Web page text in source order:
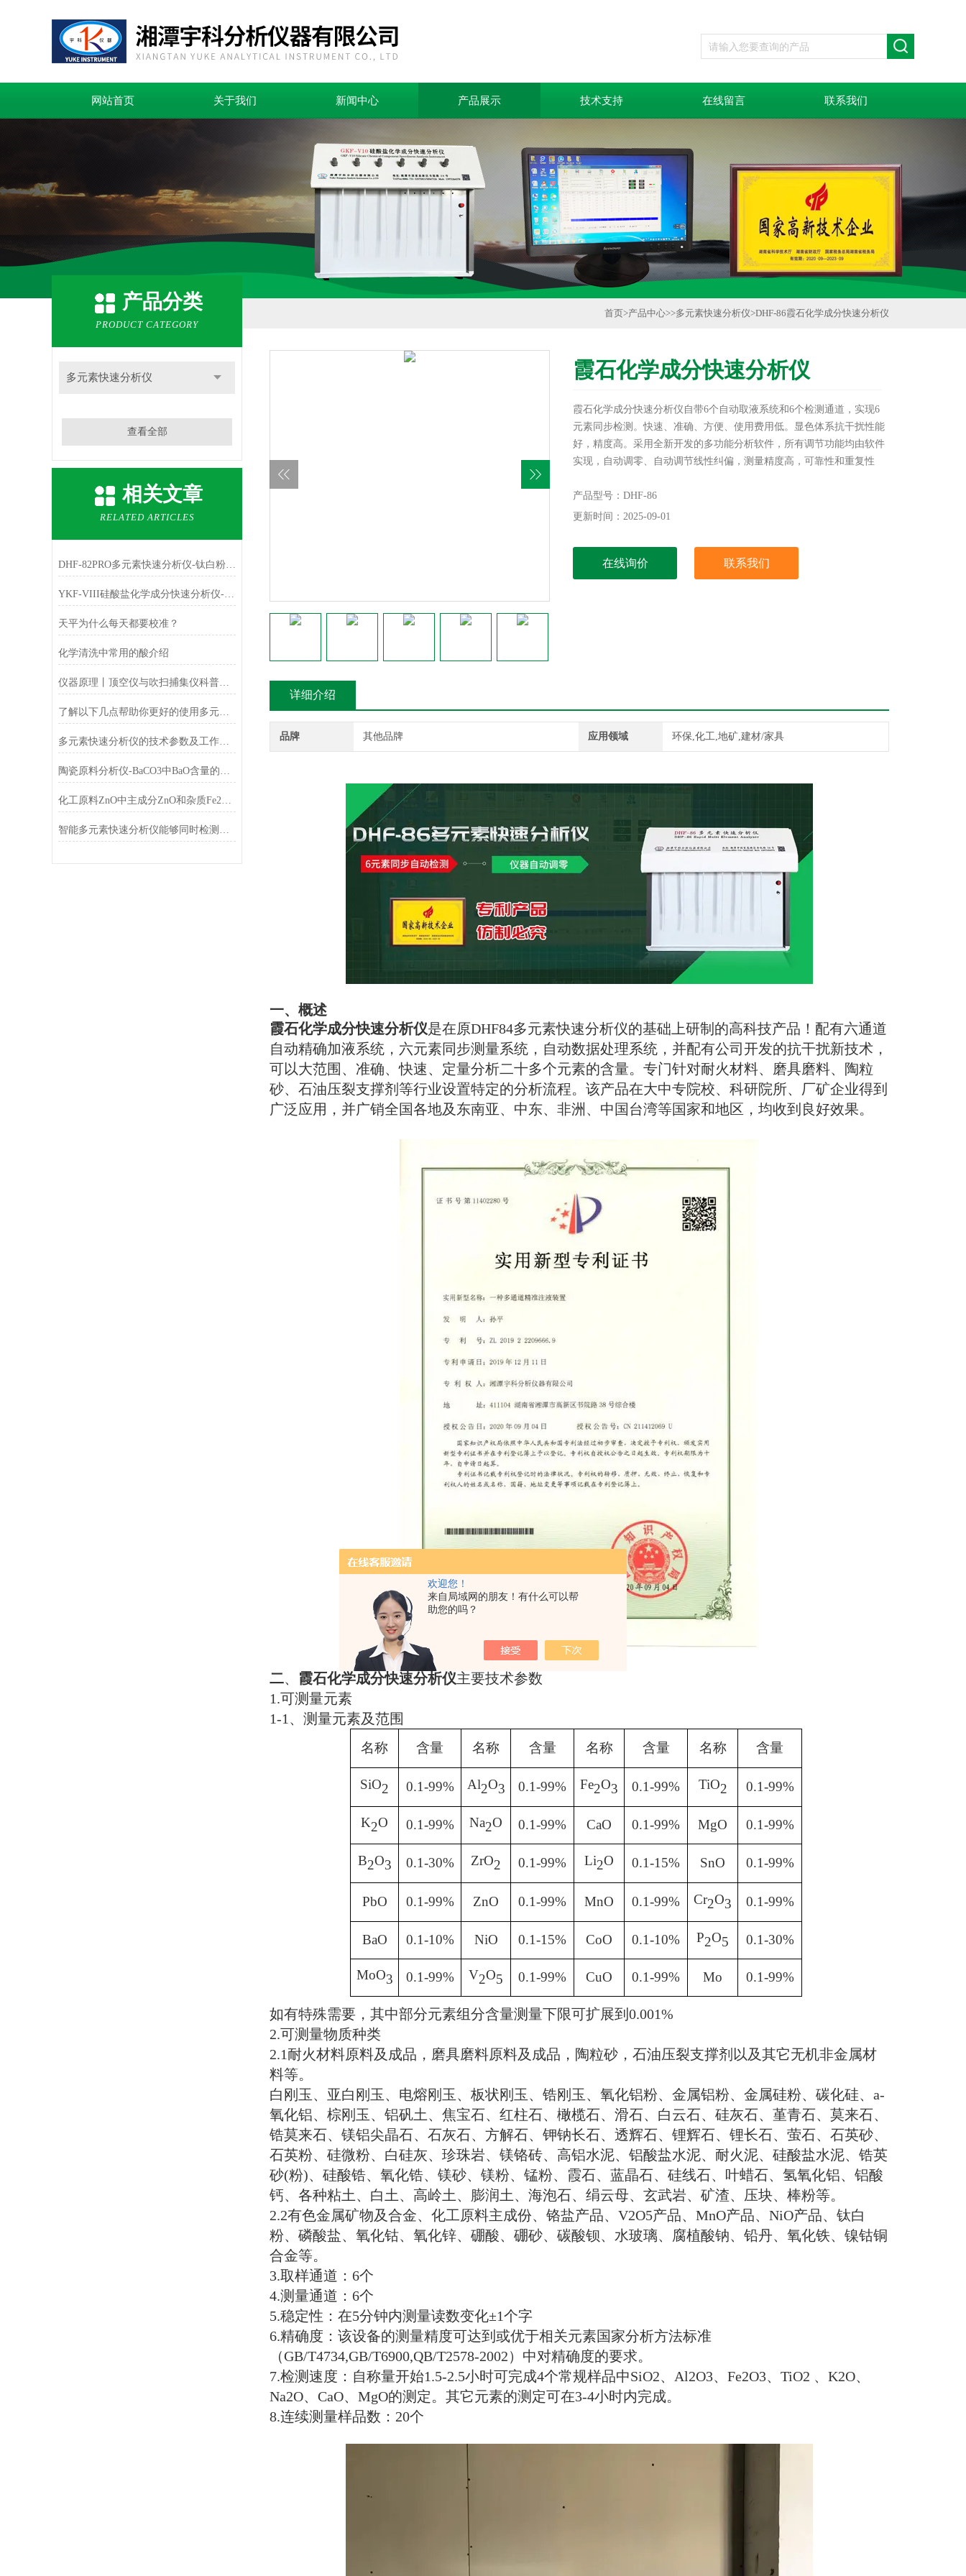
欢迎您！
来自局域网的朋友！有什么可以帮
助您的吗？
网站首页 关于我们 新闻中心 产品展示 技术支持 在线留言 联系我们
产品分类
PRODUCT CATEGORY
多元素快速分析仪
查看全部
相关文章
RELATED ARTICLES
DHF-82PRO多元素快速分析仪-钛白粉、金红石中主成份TiO2的测定
YKF-VIII硅酸盐化学成分快速分析仪-铁红中主成份Fe2O3的测定
天平为什么每天都要校准？
化学清洗中常用的酸介绍
仪器原理丨顶空仪与吹扫捕集仪科普小知识
了解以下几点帮助你更好的使用多元素快速分析仪
多元素快速分析仪的技术参数及工作条件
陶瓷原料分析仪-BaCO3中BaO含量的测定
化工原料ZnO中主成分ZnO和杂质Fe2O3的测定
智能多元素快速分析仪能够同时检测和分析多少种元素？
首页>产品中心>>多元素快速分析仪>DHF-86霞石化学成分快速分析仪
霞石化学成分快速分析仪
霞石化学成分快速分析仪自带6个自动取液系统和6个检测通道，实现6
元素同步检测。快速、准确、方便、使用费用低。显色体系抗干扰性能
好，精度高。采用全新开发的多功能分析软件，所有调节功能均由软件
实现，自动调零、自动调节线性纠偏，测量精度高，可靠性和重复性
色金属冶炼、化工等行业。
产品型号：DHF-86
更新时间：2025-09-01
在线询价 联系我们
详细介绍
品牌 其他品牌 应用领域 环保,化工,地矿,建材/家具
一、概述
霞石化学成分快速分析仪是在原DHF84多元素快速分析仪的基础上研制的高科技产品！配有六通道
自动精确加液系统，六元素同步测量系统，自动数据处理系统，并配有公司开发的抗干扰新技术，
可以大范围、准确、快速、定量分析二十多个元素的含量。专门针对耐火材料、磨具磨料、陶粒
砂、石油压裂支撑剂等行业设置特定的分析流程。该产品在大中专院校、科研院所、厂矿企业得到
广泛应用，并广销全国各地及东南亚、中东、非洲、中国台湾等国家和地区，均收到良好效果。
二、 霞石化学成分快速分析仪主要技术参数
1.可测量元素
1-1 、测量元素及范围
名称 含量 名称 含量 名称 含量 名称 含量
SiO2 0.1-99% Al2O3 0.1-99% Fe2O3 0.1-99% TiO2 0.1-99%
K2O 0.1-99% Na2O 0.1-99% CaO 0.1-99% MgO 0.1-99%
B2O3 0.1-30% ZrO2 0.1-99% Li2O 0.1-15% SnO 0.1-99%
PbO 0.1-99% ZnO 0.1-99% MnO 0.1-99% Cr2O3 0.1-99%
BaO 0.1-10% NiO 0.1-15% CoO 0.1-10% P2O5 0.1-30%
MoO3 0.1-99% V2O5 0.1-99% CuO 0.1-99% Mo 0.1-99%
如有特殊需要，其中部分元素组分含量测量下限可扩展到 0.001%
2.可测量物质种类
2.1耐火材料原料及成品，磨具磨料原料及成品，陶粒砂，石油压裂支撑剂以及其它无机非金属材
料等。
白刚玉、亚白刚玉、电熔刚玉、板状刚玉、锆刚玉、氧化铝粉、金属铝粉、金属硅粉、碳化硅、 a-
氧化铝、棕刚玉、铝矾土、焦宝石、红柱石、橄榄石、滑石、白云石、硅灰石、堇青石、莫来石、
锆莫来石、镁铝尖晶石、石灰石、方解石、钾钠长石、透辉石、锂辉石、锂长石、萤石、石英砂、
石英粉、硅微粉、白硅灰、珍珠岩、镁铬砖、高铝水泥、铝酸盐水泥、耐火泥、硅酸盐水泥、锆英
砂(粉)、硅酸锆、氧化锆、镁砂、镁粉、锰粉、霞石、蓝晶石、硅线石、叶蜡石、氢氧化铝、铝酸
钙、各种粘土、白土、高岭土、膨润土、海泡石、绢云母、玄武岩、矿渣、压块、棒粉等。
2.2有色金属矿物及合金、化工原料主成份、铬盐产品、 V2O5产品、 MnO产品、 NiO产品、钛白
粉、磷酸盐、氧化钴、氧化锌、硼酸、硼砂、碳酸钡、水玻璃、腐植酸钠、铅丹、氧化铁、镍钴铜
合金等。
3.取样通道： 6个
4.测量通道： 6个
5.稳定性：在5分钟内测量读数变化±1个字
6.精确度：该设备的测量精度可达到或优于相关元素国家分析方法标准
（GB/T4734,GB/T6900,QB/T2578-2002）中对精确度的要求。
7.检测速度：自称量开始1.5-2.5小时可完成4个常规样品中SiO2、 Al2O3、 Fe2O3、 TiO2 、 K2O、
Na2O、 CaO、 MgO的测定。其它元素的测定可在3-4小时内完成。
8.连续测量样品数： 20个